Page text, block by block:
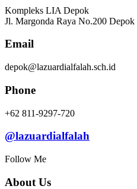
Kompleks LIA Depok
Jl. Margonda Raya No.200 Depok
Email
depok@lazuardialfalah.sch.id
Phone
+62 811-9297-720
@lazuardialfalah
Follow Me
About Us